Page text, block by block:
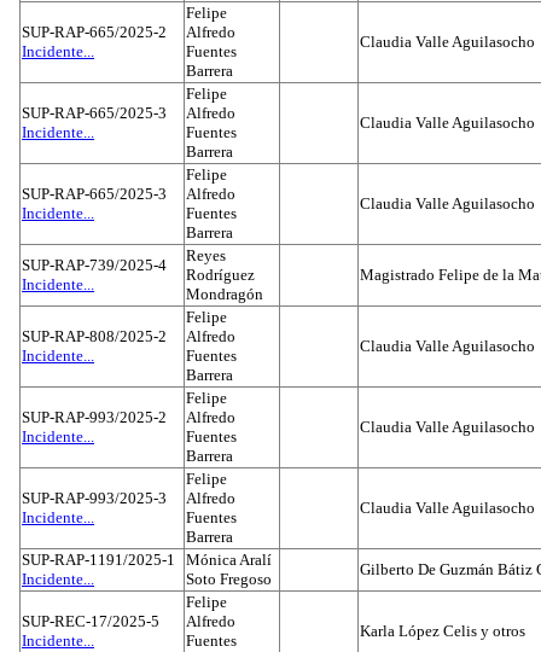
SUP-RAP-665/2025-2
Incidente...
Felipe
Alfredo
Fuentes
Barrera
Claudia Valle Aguilasocho
SUP-RAP-665/2025-3
Incidente...
Felipe
Alfredo
Fuentes
Barrera
Claudia Valle Aguilasocho
SUP-RAP-665/2025-3
Incidente...
Felipe
Alfredo
Fuentes
Barrera
Claudia Valle Aguilasocho
SUP-RAP-739/2025-4
Incidente...
Reyes
Rodríguez
Mondragón
Magistrado Felipe de la
SUP-RAP-808/2025-2
Incidente...
Felipe
Alfredo
Fuentes
Barrera
Claudia Valle Aguilasocho
SUP-RAP-993/2025-2
Incidente...
Felipe
Alfredo
Fuentes
Barrera
Claudia Valle Aguilasocho
SUP-RAP-993/2025-3
Incidente...
Felipe
Alfredo
Fuentes
Barrera
Claudia Valle Aguilasocho
SUP-RAP-1191/2025-1
Incidente...
Mónica Aralí
Soto Fregoso
Gilberto De Guzmán Bátiz
SUP-REC-17/2025-5
Incidente...
Felipe
Alfredo
Fuentes
Karla López Celis y otros